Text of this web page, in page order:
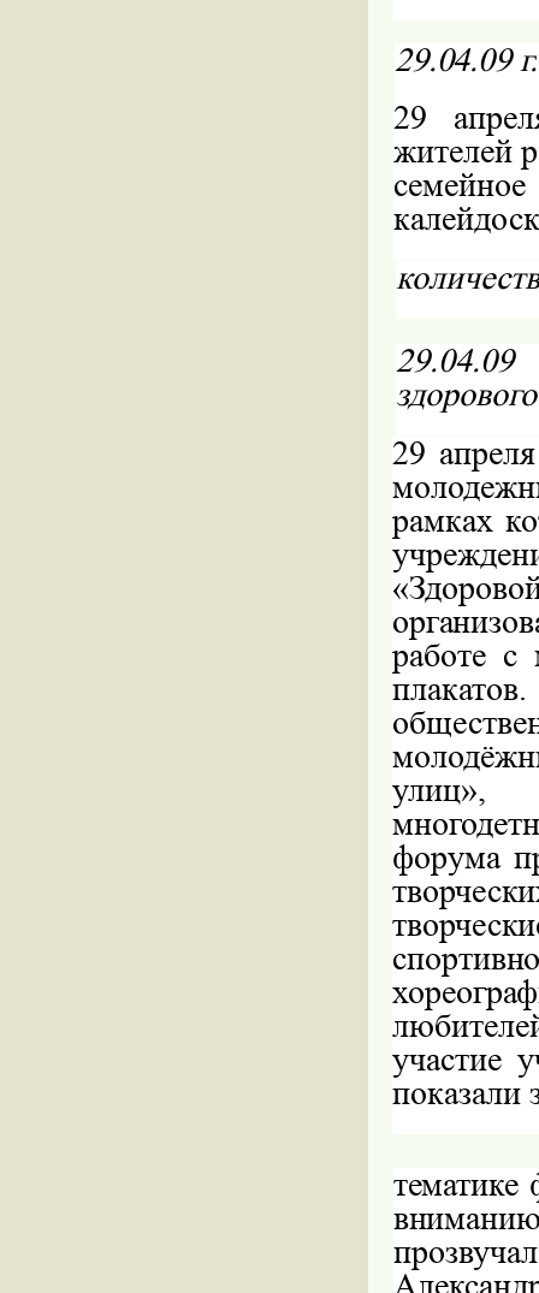
29.04.09
29
жителей
29
рамках
работе с
улиц»,
форума
показали